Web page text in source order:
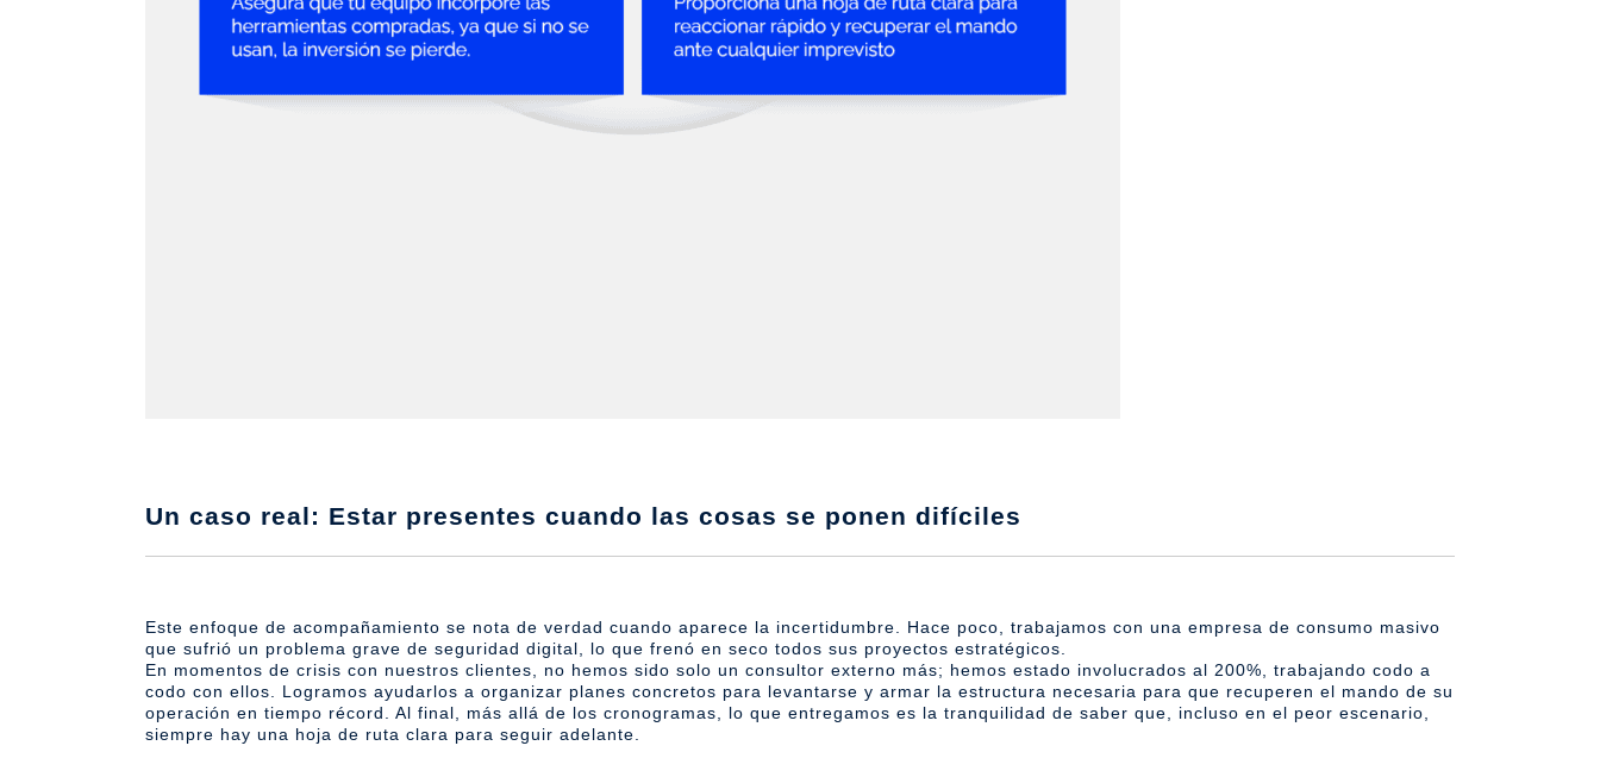
Un caso real: Estar presentes cuando las cosas se ponen difíciles
Este enfoque de acompañamiento se nota de verdad cuando aparece la incertidumbre. Hace poco, trabajamos con una empresa de consumo masivo
que sufrió un problema grave de seguridad digital, lo que frenó en seco todos sus proyectos estratégicos.
En momentos de crisis con nuestros clientes, no hemos sido solo un consultor externo más; hemos estado involucrados al 200%, trabajando codo a
codo con ellos. Logramos ayudarlos a organizar planes concretos para levantarse y armar la estructura necesaria para que recuperen el mando de su
operación en tiempo récord. Al final, más allá de los cronogramas, lo que entregamos es la tranquilidad de saber que, incluso en el peor escenario,
siempre hay una hoja de ruta clara para seguir adelante.